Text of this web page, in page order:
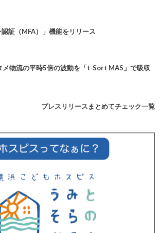
証（MFA）」機能をリリース
メ物流の平時5倍の波動を「t-Sort MAS」で吸収
プレスリリースまとめてチェック一覧